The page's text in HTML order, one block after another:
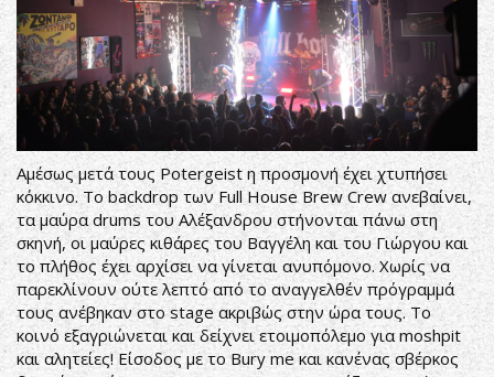
Αμέσως μετά τους Potergeist η προσμονή έχει χτυπήσει
κόκκινο. Το backdrop των Full House Brew Crew ανεβαίνει,
τα μαύρα drums του Αλέξανδρου στήνονται πάνω στη
σκηνή, οι μαύρες κιθάρες του Βαγγέλη και του Γιώργου και
το πλήθος έχει αρχίσει να γίνεται ανυπόμονο. Χωρίς να
παρεκλίνουν ούτε λεπτό από το αναγγελθέν πρόγραμμά
τους ανέβηκαν στο stage ακριβώς στην ώρα τους. Το
κοινό εξαγριώνεται και δείχνει ετοιμοπόλεμο για moshpit
και αλητείες! Είσοδος με το Bury me και κανένας σβέρκος